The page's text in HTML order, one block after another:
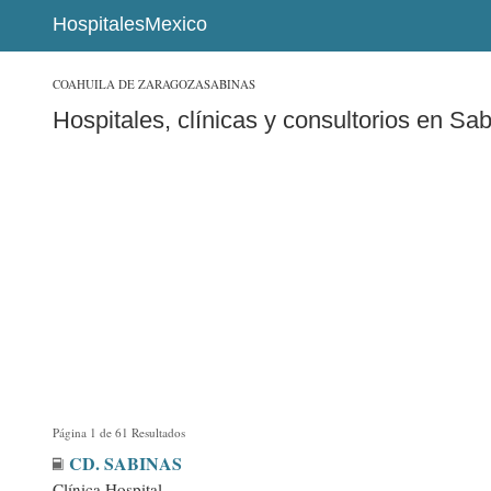
HospitalesMexico
COAHUILA DE ZARAGOZASABINAS
Hospitales, clínicas y consultorios en
Página 1 de 61 Resultados
CD. SABINAS